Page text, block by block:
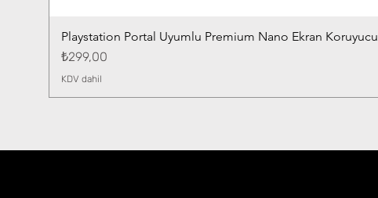
Playstation Portal Uyumlu Premium Nano Ekran Koruyucu
Fiyat
₺299,00
KDV dahil